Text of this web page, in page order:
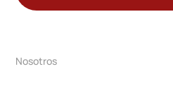
Nosotros